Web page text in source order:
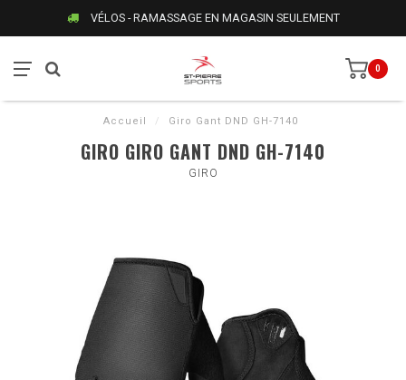
VÉLOS - RAMASSAGE EN MAGASIN SEULEMENT
0
Accueil / Giro Gant DND GH-7140
GIRO GIRO GANT DND GH-7140
GIRO